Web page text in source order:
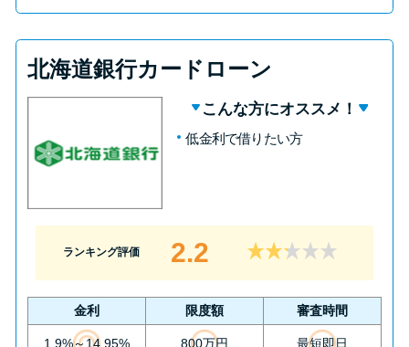
北海道銀行カードローン
こんな方にオススメ！
低金利で借りたい方
ランキング評価 2.2
金利 限度額 審査時間
1.9%～14.95% 800万円 最短即日